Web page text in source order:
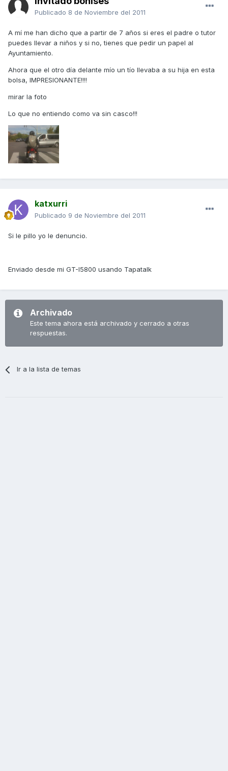
Publicado 8 de Noviembre del 2011
A mí me han dicho que a partir de 7 años si eres el padre o tutor
puedes llevar a niños y si no, tienes que pedir un papel al
Ayuntamiento.
Ahora que el otro día delante mío un tío llevaba a su hija en esta
bolsa, IMPRESIONANTE!!!!
mirar la foto
Lo que no entiendo como va sin casco!!!
katxurri
Publicado 9 de Noviembre del 2011
Si le pillo yo le denuncio.
Enviado desde mi GT-I5800 usando Tapatalk
Archivado
Este tema ahora está archivado y cerrado a otras
respuestas.
Ir a la lista de temas